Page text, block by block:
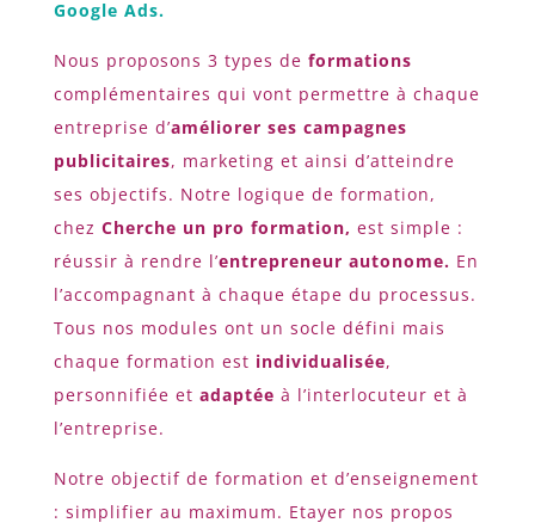
Google Ads.
Nous proposons 3 types de formations
complémentaires qui vont permettre à chaque
entreprise d’améliorer ses campagnes
publicitaires, marketing et ainsi d’atteindre
ses objectifs. Notre logique de formation,
chez Cherche un pro formation, est simple :
réussir à rendre l’entrepreneur autonome. En
l’accompagnant à chaque étape du processus.
Tous nos modules ont un socle défini mais
chaque formation est individualisée,
personnifiée et adaptée à l’interlocuteur et à
l’entreprise.
Notre objectif de formation et d’enseignement
: simplifier au maximum. Etayer nos propos